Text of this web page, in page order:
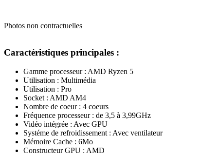
Photos non contractuelles
Caractéristiques principales :
Gamme processeur : AMD Ryzen 5
Utilisation : Multimédia
Utilisation : Pro
Socket : AMD AM4
Nombre de coeur : 4 coeurs
Fréquence processeur : de 3,5 à 3,99GHz
Vidéo intégrée : Avec GPU
Systéme de refroidissement : Avec ventilateur
Mémoire Cache : 6Mo
Constructeur GPU : AMD